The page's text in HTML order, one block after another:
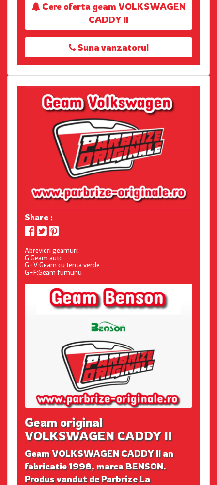
Cere oferta geam VOLKSWAGEN
CADDY II
Suna vanzatorul
Share :
Abrevieri geamuri:
G:Geam auto
G+V:Geam cu tenta verde
G+F:Geam fumuriu
Geam original
VOLKSWAGEN CADDY II
Geam VOLKSWAGEN CADDY II an
fabricatie 1998, marca BENSON.
Produs vandut de Parbrize La